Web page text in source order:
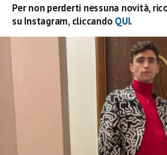
Per non perderti nessuna novità,
su Instagram, cliccando QUI.